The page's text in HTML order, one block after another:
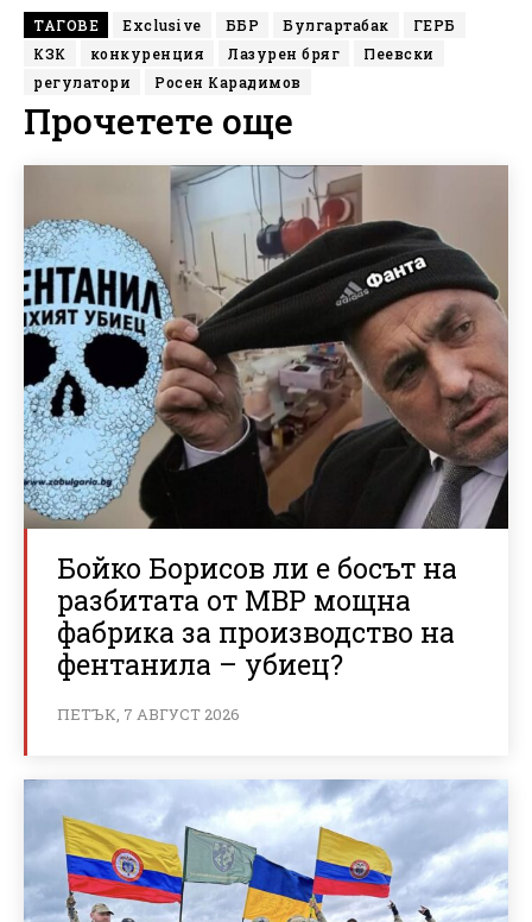
ТАГОВЕ Exclusive ББР Булгартабак
ГЕРБ
КЗК
конкуренция Лазурен бряг
Пеевски
регулатори
Росен Карадимов
Прочетете още
Бойко Борисов ли е босът на
разбитата от МВР мощна
фабрика за производство на
фентанила – убиец?
ПЕТЪК, 7 АВГУСТ 2026